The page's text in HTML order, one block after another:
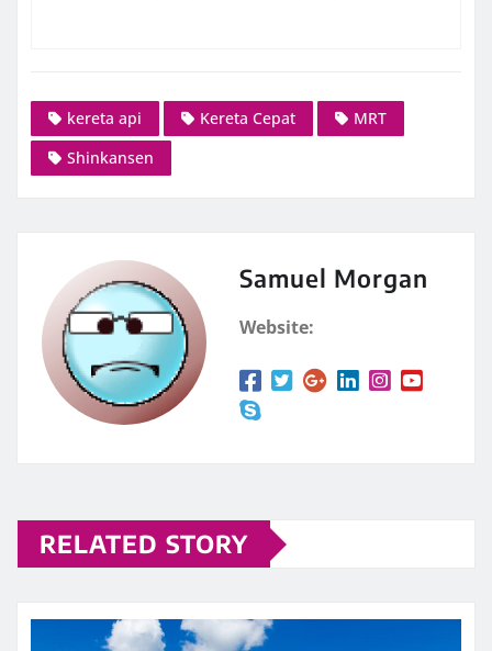
kereta api Kereta Cepat
MRT
Shinkansen
Samuel Morgan
Website:
RELATED STORY